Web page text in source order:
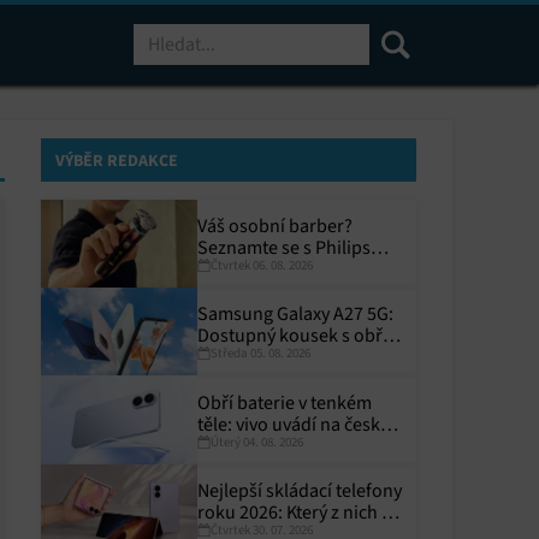
VÝBĚR REDAKCE
Váš osobní barber?
Seznamte se s Philips
i9000 Prestige Ultra
Čtvrtek 06. 08. 2026
Samsung Galaxy A27 5G:
Dostupný kousek s obřím
displejem
Středa 05. 08. 2026
Obří baterie v tenkém
těle: vivo uvádí na český
trh V70 Lite 5G
Úterý 04. 08. 2026
Nejlepší skládací telefony
roku 2026: Který z nich si
zaslouží místo ve vaší
Čtvrtek 30. 07. 2026